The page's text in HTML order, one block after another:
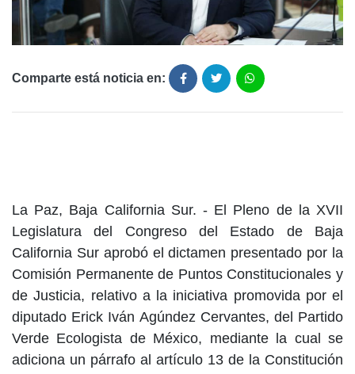
Comparte está noticia en:
La Paz, Baja California Sur. - El Pleno de la XVII
Legislatura del Congreso del Estado de Baja
California Sur aprobó el dictamen presentado por la
Comisión Permanente de Puntos Constitucionales y
de Justicia, relativo a la iniciativa promovida por el
diputado Erick Iván Agúndez Cervantes, del Partido
Verde Ecologista de México, mediante la cual se
adiciona un párrafo al artículo 13 de la Constitución